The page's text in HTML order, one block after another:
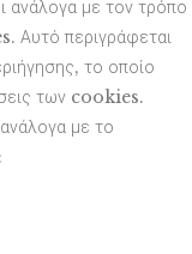
ανάλογα με τον τρόπο
Αυτό περιγράφεται
το οποίο
των cookies.
με το